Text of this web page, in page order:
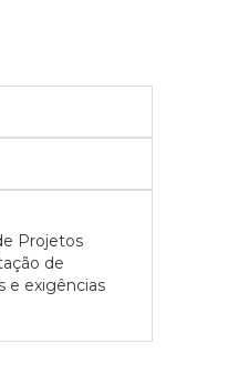
Projetos
de
e exigências